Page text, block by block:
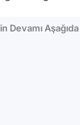
Devamı Aşağıda